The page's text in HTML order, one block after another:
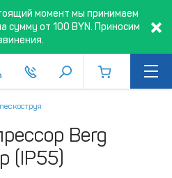
момент мы принимаем
сумму от 100 BYN. Приносим
Berg
(IP55)